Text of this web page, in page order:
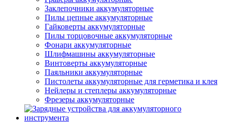
Заклепочники аккумуляторные
Пилы цепные аккумуляторные
Гайковерты аккумуляторные
Пилы торцовочные аккумуляторные
Фонари аккумуляторные
Шлифмашины аккумуляторные
Винтоверты аккумуляторные
Паяльники аккумуляторные
Пистолеты аккумуляторные для герметика и клея
Нейлеры и степлеры аккумуляторные
Фрезеры аккумуляторные